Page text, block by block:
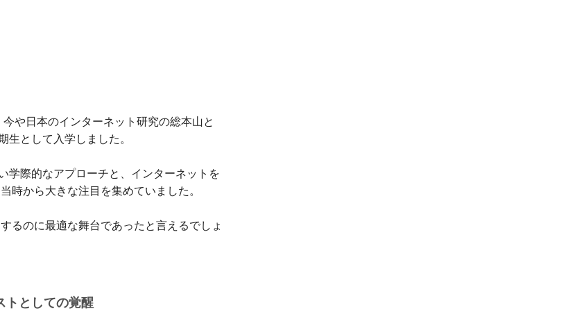
や日本のインターネット研究の総本山と
生として入学しました。
学際的なアプローチと、インターネットを
時から大きな注目を集めていました。
るのに最適な舞台であったと言えるでしょ
トとしての覚醒